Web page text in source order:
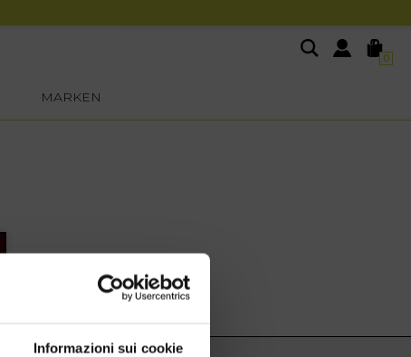
Informazioni sui cookie
0
MARKEN